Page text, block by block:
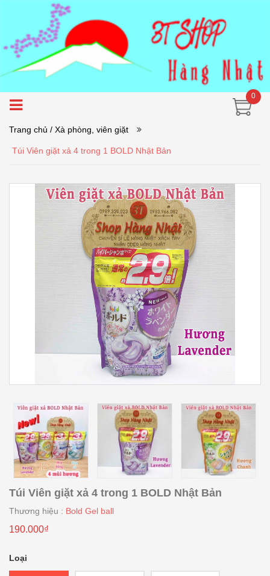
0
Trang chủ / Xà phòng, viên giặt
Túi Viên giặt xả 4 trong 1 BOLD Nhật Bản
Túi Viên giặt xả 4 trong 1 BOLD Nhật Bản
Thương hiệu : Bold Gel ball
190.000₫
Loại